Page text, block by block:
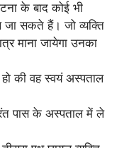
के बाद कोई भी
जा सकते हैं। जो व्यक्ति
माना जायेगा उनका
हो की वह स्वयं अस्पताल
पास के अस्पताल में ले